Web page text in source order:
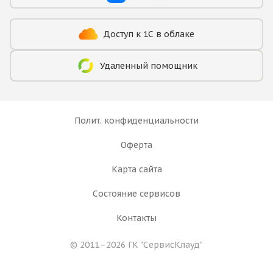
Доступ к 1С в облаке
Удаленный помощник
Полит. конфиденциальности
Оферта
Карта сайта
Состояние сервисов
Контакты
© 2011–2026 ГК "СервисКлауд"